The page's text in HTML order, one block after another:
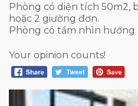
Phòng có diện tích 50m2,
hoặc 2 giường đơn.
Phòng có tầm nhìn hướng
Your opinion counts!